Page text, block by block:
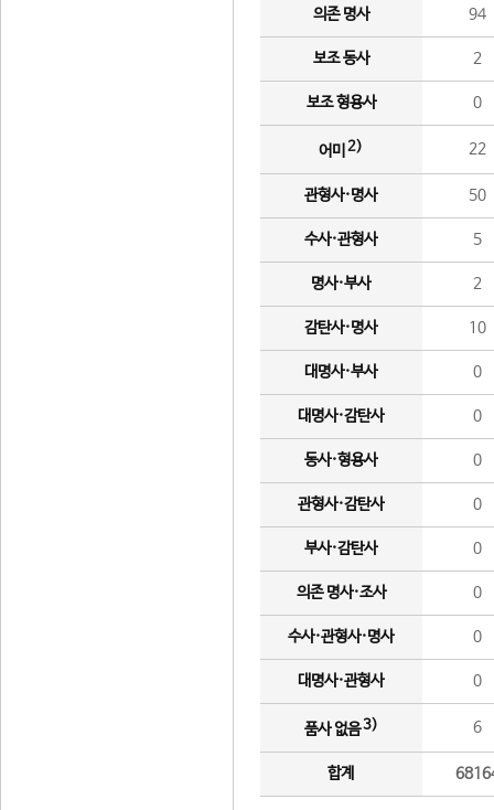
의존 명사 94
보조 동사 2
보조 형용사 0
어미 2) 22
관형사·명사 50
수사·관형사 5
명사·부사 2
감탄사·명사 10
대명사·부사 0
대명사·감탄사 0
동사·형용사 0
관형사·감탄사 0
부사·감탄사 0
의존 명사·조사 0
수사·관형사·명사 0
대명사·관형사 0
품사 없음3) 6
합계